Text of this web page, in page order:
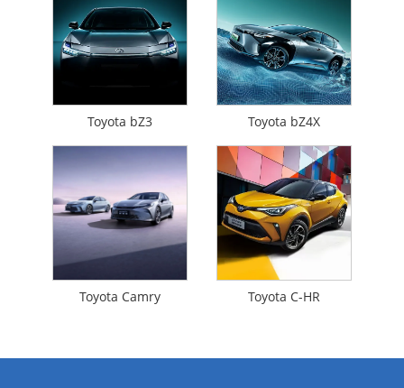
Toyota bZ3 Toyota bZ4X
Toyota Camry Toyota C-HR